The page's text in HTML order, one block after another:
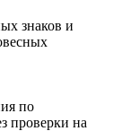
знаков и
по
проверки на